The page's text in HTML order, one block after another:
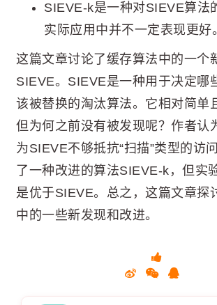
SIEVE-k是一种对SIEVE算法
实际应用中并不一定表现更好。
这篇文章讨论了缓存算法中的一个
SIEVE。SIEVE是一种用于决定哪
该被替换的淘汰算法。它相对简单
但为何之前没有被发现呢？作者认
为SIEVE不够抵抗“扫描”类型的访
了一种改进的算法SIEVE-k，但实
是优于SIEVE。总之，这篇文章探
中的一些新发现和改进。